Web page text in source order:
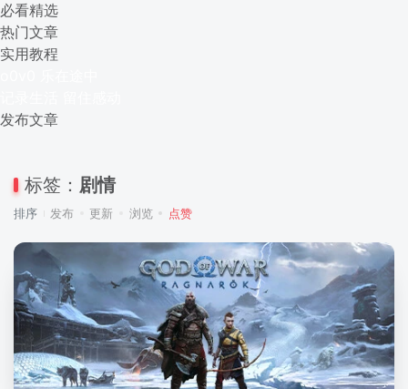
必看精选
热门文章
实用教程
发布文章
标签： 剧情
排序 发布 更新 浏览 点赞